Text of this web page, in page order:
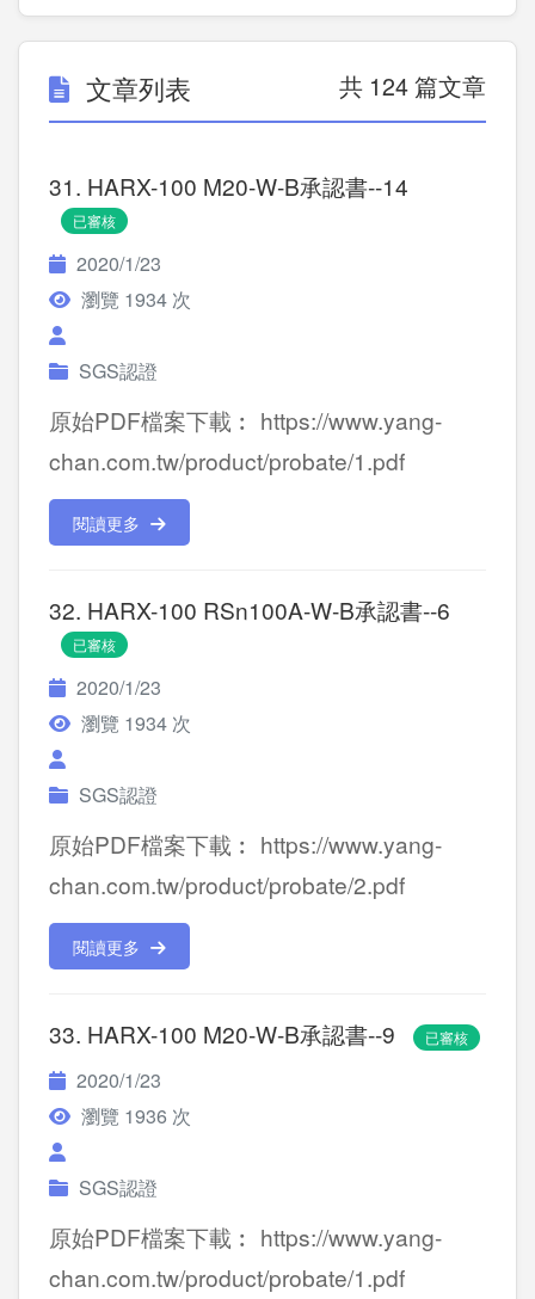
文章列表 共 124 篇文章
31. HARX-100 M20-W-B承認書--14
已審核
2020/1/23
瀏覽 1934 次
SGS認證
原始PDF檔案下載︰ https://www.yang-
chan.com.tw/product/probate/1.pdf
閱讀更多
32. HARX-100 RSn100A-W-B承認書--6
已審核
2020/1/23
瀏覽 1934 次
SGS認證
原始PDF檔案下載︰ https://www.yang-
chan.com.tw/product/probate/2.pdf
閱讀更多
33. HARX-100 M20-W-B承認書--9 已審核
2020/1/23
瀏覽 1936 次
SGS認證
原始PDF檔案下載︰ https://www.yang-
chan.com.tw/product/probate/1.pdf